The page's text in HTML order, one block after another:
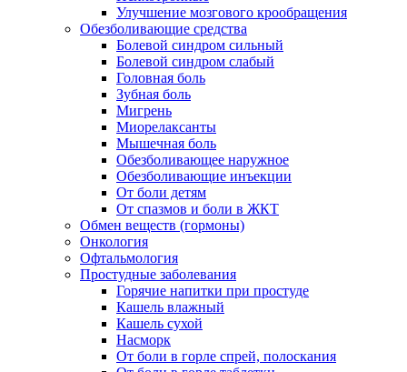
Улучшение мозгового крообращения
Обезболивающие средства
Болевой синдром сильный
Болевой синдром слабый
Головная боль
Зубная боль
Мигрень
Миорелаксанты
Мышечная боль
Обезболивающее наружное
Обезболивающие инъекции
От боли детям
От спазмов и боли в ЖКТ
Обмен веществ (гормоны)
Онкология
Офтальмология
Простудные заболевания
Горячие напитки при простуде
Кашель влажный
Кашель сухой
Насморк
От боли в горле спрей, полоскания